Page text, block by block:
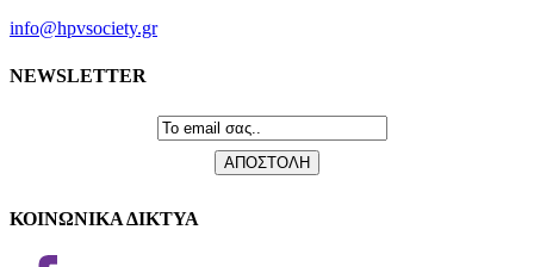
info@hpvsociety.gr
NEWSLETTER
ΚΟΙΝΩΝΙΚΑ ΔΙΚΤΥΑ